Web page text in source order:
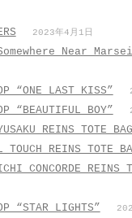
2023年4月1日
Near
“ONE LAST KISS”
“BEAUTIFUL BOY”
REINS TOTE BAG
REINS TOTE
CONCORDE REINS
“STAR LIGHTS”